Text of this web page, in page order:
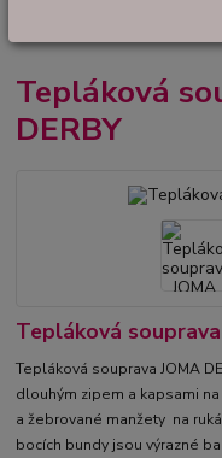
Hráčské
DERBY
Tepláková
DERBY
Tepláková souprava
Tepláková souprava JOMA
dlouhým zipem a kapsami
a žebrované manžety na
bocích bundy jsou výrazné